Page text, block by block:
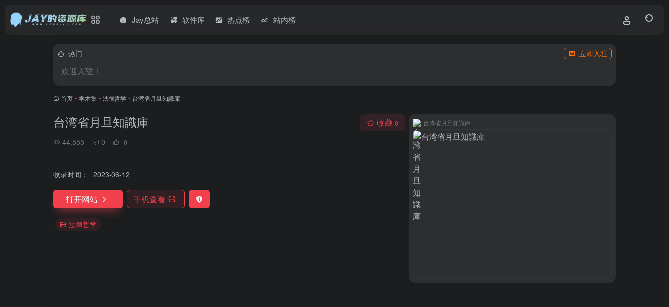
Jay总站 软件库 热点榜 站内榜
热门 立即入驻
欢迎入驻！
首页 • 学术集 • 法律哲学 • 台湾省月旦知識庫
台湾省月旦知識庫
44,555 0 0
收藏 0
收录时间： 2023-06-12
打开网站 手机查看
法律哲学
台湾省月旦知識庫